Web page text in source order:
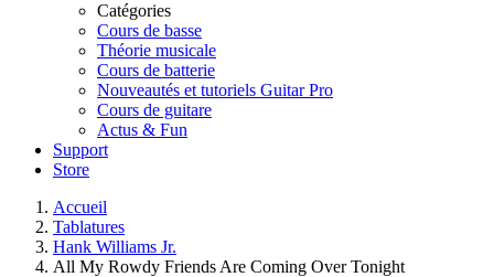
Catégories
Cours de basse
Théorie musicale
Cours de batterie
Nouveautés et tutoriels Guitar Pro
Cours de guitare
Actus & Fun
Support
Store
Accueil
Tablatures
Hank Williams Jr.
All My Rowdy Friends Are Coming Over Tonight